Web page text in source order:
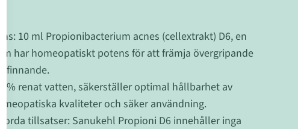
10 ml Propionibacterium acnes (cellextrakt) D6, en
har homeopatiskt potens för att främja övergripande
renat vatten, säkerställer optimal hållbarhet av
kvaliteter och säker användning.
tillsatser: Sanukehl Propioni D6 innehåller inga